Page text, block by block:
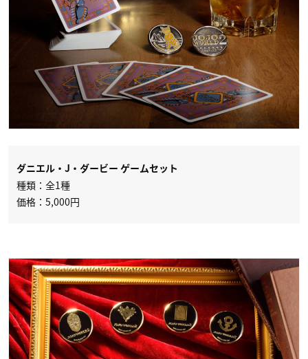
ダニエル・J・ダービー ゲームセット
種類：全1種
価格：5,000円